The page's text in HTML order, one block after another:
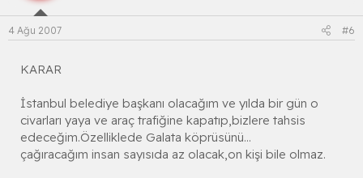
4 Ağu 2007 #6
KARAR
İstanbul belediye başkanı olacağım ve yılda bir gün o
civarları yaya ve araç trafiğine kapatıp,bizlere tahsis
edeceğim.Özelliklede Galata köprüsünü...
çağıracağım insan sayısıda az olacak,on kişi bile olmaz.